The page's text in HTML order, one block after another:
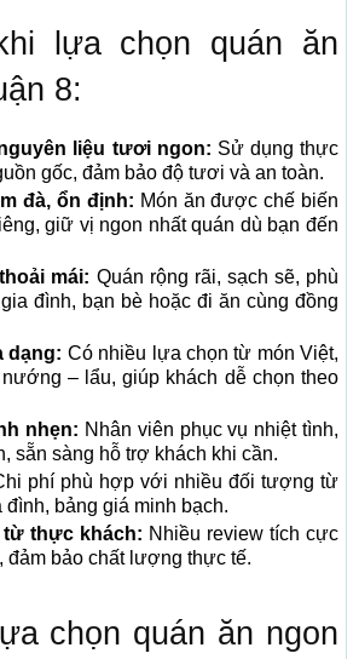
lựa chọn quán ăn
8:
liệu tươi ngon: Sử dụng thực
gốc, đảm bảo độ tươi và an toàn.
đà, ổn định: Món ăn được chế biến
giữ vị ngon nhất quán dù bạn đến
mái: Quán rộng rãi, sạch sẽ, phù
đình, bạn bè hoặc đi ăn cùng đồng
dạng: Có nhiều lựa chọn từ món Việt,
– lẩu, giúp khách dễ chọn theo
nhẹn: Nhân viên phục vụ nhiệt tình,
sẵn sàng hỗ trợ khách khi cần.
phí phù hợp với nhiều đối tượng từ
bảng giá minh bạch.
thực khách: Nhiều review tích cực
đảm bảo chất lượng thực tế.
chọn quán ăn ngon